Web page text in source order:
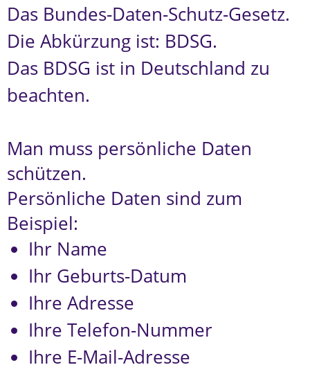
Das Bundes-Daten-Schutz-Gesetz.
Die Abkürzung ist: BDSG.
Das BDSG ist in Deutschland zu
beachten.
Man muss persönliche Daten
schützen.
Persönliche Daten sind zum
Beispiel:
Ihr Name
Ihr Geburts-Datum
Ihre Adresse
Ihre Telefon-Nummer
Ihre E-Mail-Adresse